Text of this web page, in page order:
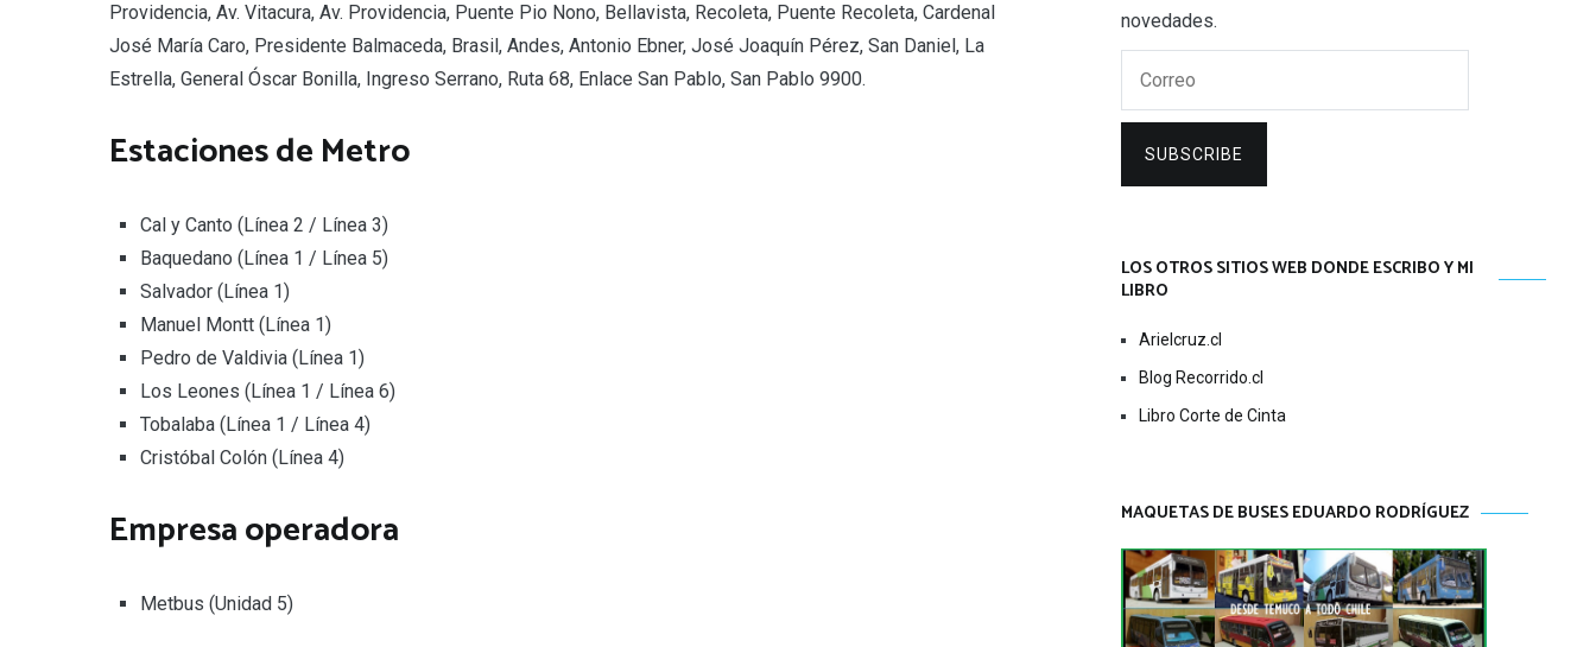
Providencia, Av. Vitacura, Av. Providencia, Puente Pio Nono, Bellavista, Recoleta, Puente Recoleta, Cardenal
José María Caro, Presidente Balmaceda, Brasil, Andes, Antonio Ebner, José Joaquín Pérez, San Daniel, La
Estrella, General Óscar Bonilla, Ingreso Serrano, Ruta 68, Enlace San Pablo, San Pablo 9900.
Estaciones de Metro
Cal y Canto (Línea 2 / Línea 3)
Baquedano (Línea 1 / Línea 5)
Salvador (Línea 1)
Manuel Montt (Línea 1)
Pedro de Valdivia (Línea 1)
Los Leones (Línea 1 / Línea 6)
Tobalaba (Línea 1 / Línea 4)
Cristóbal Colón (Línea 4)
Empresa operadora
Metbus (Unidad 5)
novedades.
SUBSCRIBE
LOS OTROS SITIOS WEB DONDE ESCRIBO Y MI
LIBRO
Arielcruz.cl
Blog Recorrido.cl
Libro Corte de Cinta
MAQUETAS DE BUSES EDUARDO RODRÍGUEZ